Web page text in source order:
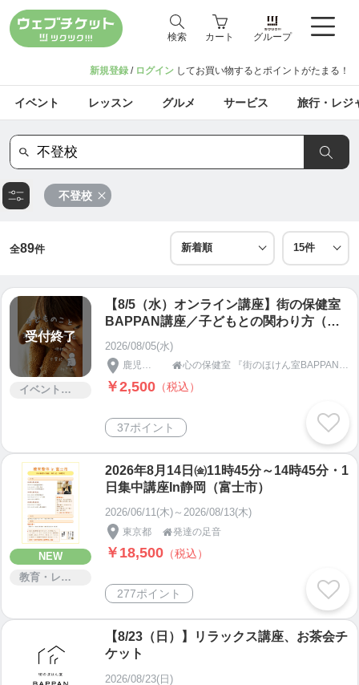
検索 カート グループ
新規登録 / ログイン してお買い物するとポイントがたまる！
イベント レッスン グルメ サービス 旅行・レジ
不登校
全89件
受付終了
イベント・セミナー・交流会
【8/5（水）オンライン講座】街の保健室
BAPPAN講座／子どもとの関わり方（不
登校、発達特性など）に頭を抱えている方
へ 「子どもとの向き合い方がわかるオン
ライン講座」
2026/08/05(水)
鹿児島県  心の保健室 『街のほけん室BAPPAN』 鹿児島県鹿屋市
￥2,500 （税込）
37ポイント
NEW
教育・レッスン・講習
2026年8月14日㈮11時45分～14時45分・1
日集中講座In静岡（富士市）
2026/06/11(木)～2026/08/13(木)
東京都 発達の足音
￥18,500 （税込）
277ポイント
【8/23（日）】リラックス講座、お茶会チ
ケット
2026/08/23(日)